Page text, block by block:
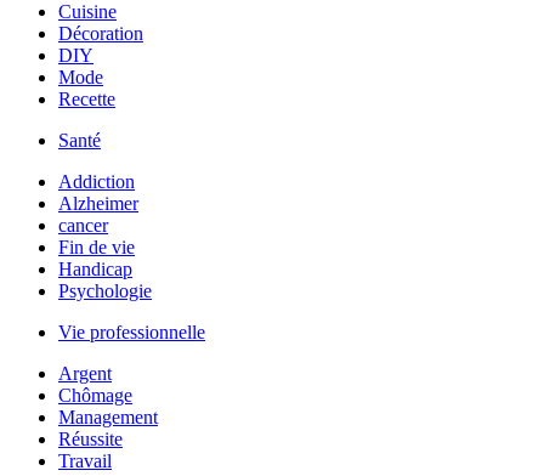
Cuisine
Décoration
DIY
Mode
Recette
Santé
Addiction
Alzheimer
cancer
Fin de vie
Handicap
Psychologie
Vie professionnelle
Argent
Chômage
Management
Réussite
Travail